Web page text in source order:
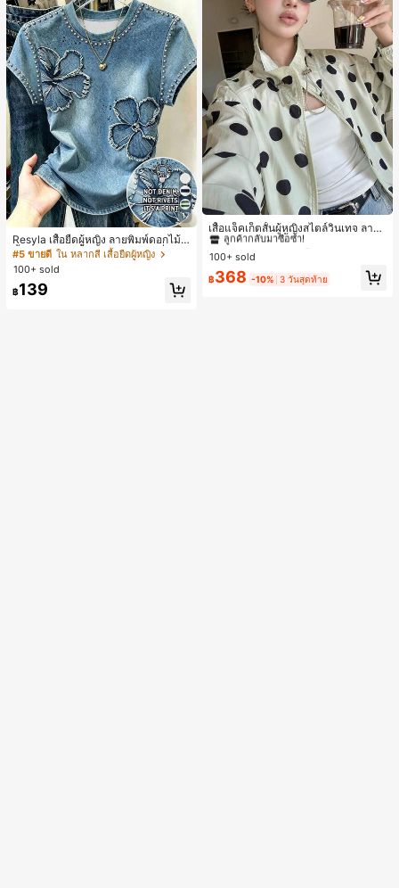
17
Resyla เสื้อยืดผู้หญิง ลายพิมพ์ดอกไม้สี
น้ำเงินวินเทจ เสื้อสำหรับออกไปเที่ยวฤ
ดูร้อน ดีไซน์กราฟิก สบายๆ อเนกประสง
ค์ สวมใส่ประจำวัน กลางแจ้ง ช้อปปิ้ง ท่
องเที่ยวกลางแจ้ง
#5 ขายดี ใน หลากสี เสื้อยืดผู้หญิง
100+ sold
฿139
เสื้อแจ็คเก็ตสั้นผู้หญิงสไตล์วินเทจ ลายจุ
ดขนาดใหญ่ คอตั้ง เอวเข้ารูป แขนพอง
ทรงหลวม แฟชั่นอเนกประสงค์ สำหรับใ
ส่ประจำวันและไปเที่ยวพักผ่อน
#1 ขายดี
ใน กระเป๋า เสื้อคลุมลำลอง
ลูกค้ากลับมาซื้อซ้ำ!
#1 ขายดี ใน กระเป๋า เสื้อคลุมลำลอง
ลูกค้ากลับมาซื้อซ้ำ!
#1 ขายดี ใน กระเป๋า เสื้อคลุมลำลอง
ลูกค้ากลับมาซื้อซ้ำ!
#1 ขายดี
ใน กระเป๋า เสื้อคลุมลำลอง
100+ sold
฿368 -10% 3 วันสุดท้าย